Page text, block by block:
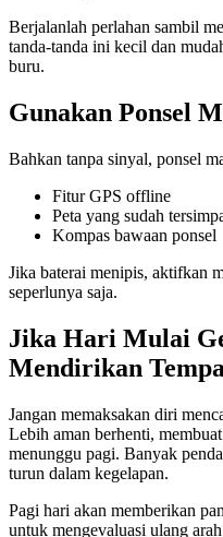
Berjalanlah perlahan sambil
tanda-tanda ini kecil dan
buru.
Gunakan Ponsel
Bahkan tanpa sinyal, ponsel
Fitur GPS offline
Peta yang sudah
Kompas bawaan ponsel
Jika baterai menipis, aktifkan
seperlunya saja.
Jika Hari Mulai
Mendirikan
Jangan memaksakan diri
Lebih aman berhenti,
menunggu pagi. Banyak
turun dalam kegelapan.
Pagi hari akan memberikan
untuk mengevaluasi ulang